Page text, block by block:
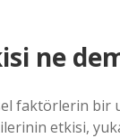
ne
faktörlerin bir
etkisi,